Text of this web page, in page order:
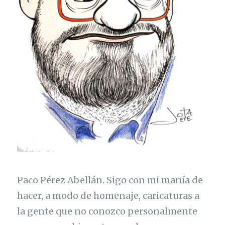
e
l
j
u
e
g
o
d
e
o
n
o
Paco Pérez Abellán. Sigo con mi manía de
hacer, a modo de homenaje, caricaturas a
la gente que no conozco personalmente